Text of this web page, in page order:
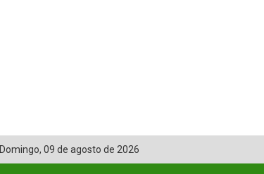
Domingo, 09 de agosto de 2026